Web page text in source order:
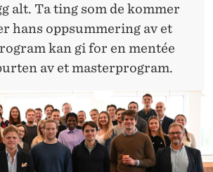
alt. Ta ting som de kommer
hans oppsummering av et
kan gi for en mentée
av et masterprogram.